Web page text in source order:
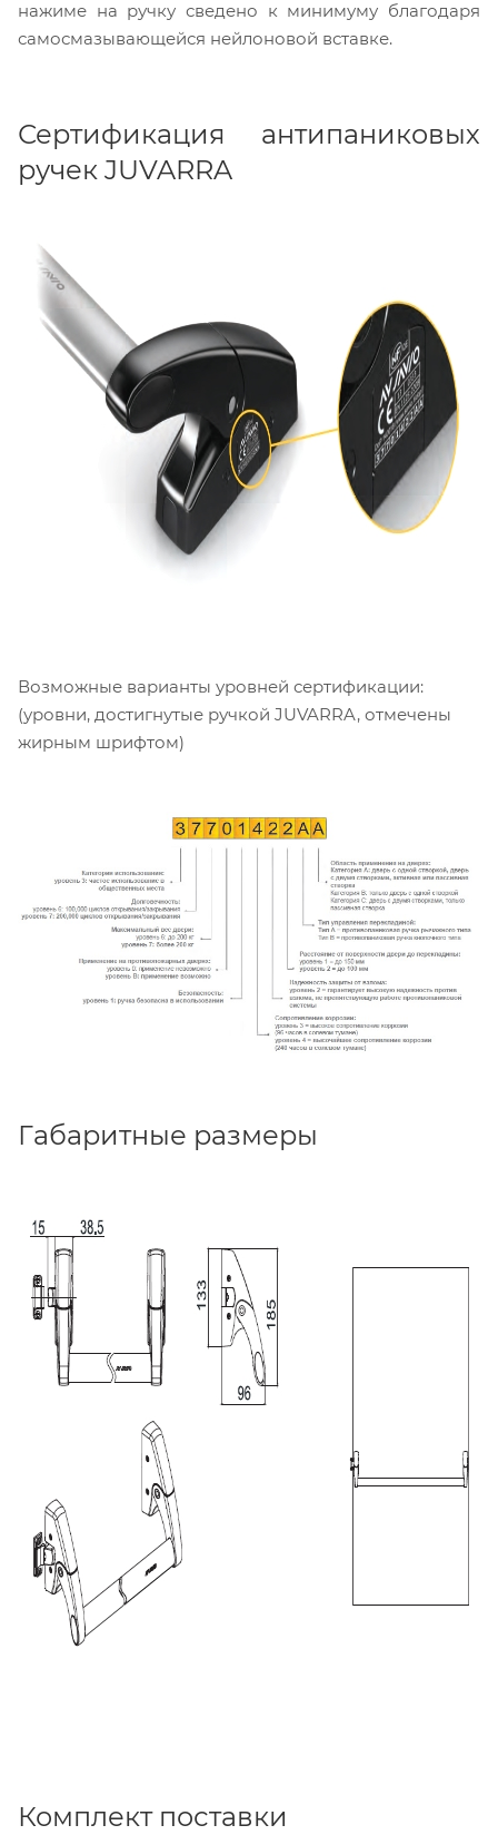
нажиме на ручку сведено к минимуму благодаря
самосмазывающейся нейлоновой вставке.
Сертификация антипаниковых
ручек JUVARRA
Возможные варианты уровней сертификации:
(уровни, достигнутые ручкой JUVARRA, отмечены
жирным шрифтом)
Габаритные размеры
Комплект поставки